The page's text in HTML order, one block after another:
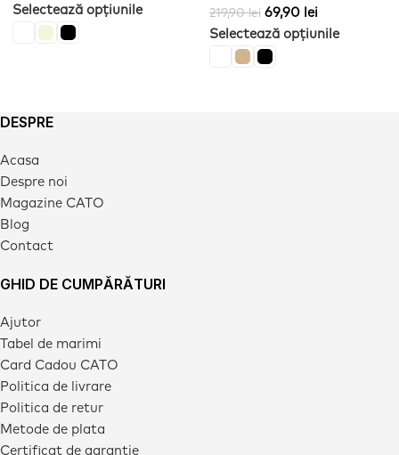
Selectează opțiunile
219,90lei 69,90 lei
Selectează opțiunile
DESPRE
Acasa
Despre noi
Magazine CATO
Blog
Contact
GHID DE CUMPĂRĂTURI
Ajutor
Tabel de marimi
Card Cadou CATO
Politica de livrare
Politica de retur
Metode de plata
Certificat de garantie